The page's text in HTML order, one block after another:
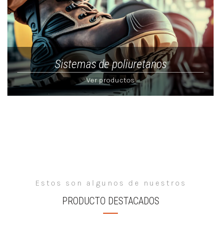
Sistemas de poliuretanos
Ver productos
Estos son algunos de nuestros
PRODUCTO DESTACADOS